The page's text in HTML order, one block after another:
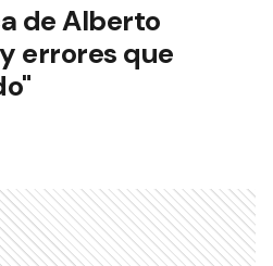
de Alberto
errores que